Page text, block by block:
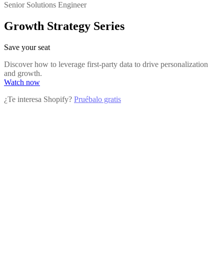
Senior Solutions Engineer
Growth Strategy Series
Save your seat
Discover how to leverage first-party data to drive personalization
and growth.
Watch now
¿Te interesa Shopify? Pruébalo gratis